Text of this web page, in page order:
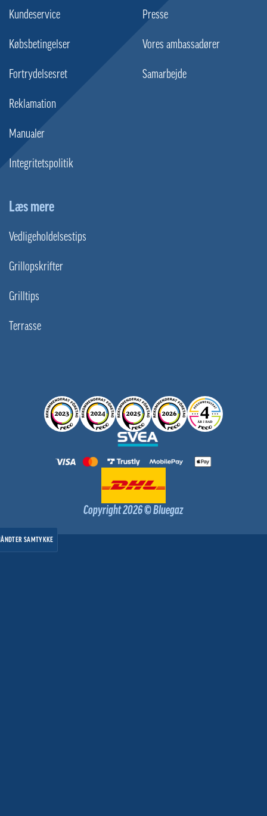
Kundeservice
Købsbetingelser
Fortrydelsesret
Reklamation
Manualer
Integritetspolitik
Presse
Vores ambassadører
Samarbejde
Læs mere
Vedligeholdelsestips
Grillopskrifter
Grilltips
Terrasse
Copyright 2026 © Bluegaz
SAMTYKKE